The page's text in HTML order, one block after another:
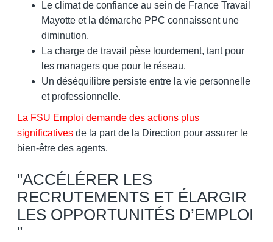
Le climat de confiance au sein de France Travail
Mayotte et la démarche PPC connaissent une
diminution.
La charge de travail pèse lourdement, tant pour
les managers que pour le réseau.
Un déséquilibre persiste entre la vie personnelle
et professionnelle.
La FSU Emploi demande des actions plus
significatives de la part de la Direction pour assurer le
bien-être des agents.
"ACCÉLÉRER LES
RECRUTEMENTS ET ÉLARGIR
LES OPPORTUNITÉS D’EMPLOI
"